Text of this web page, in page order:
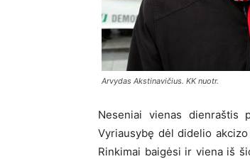
Arvydas Akstinavičius. KK nuotr.
Neseniai vienas dienraštis
Vyriausybę dėl didelio
Rinkimai baigėsi ir viena iš